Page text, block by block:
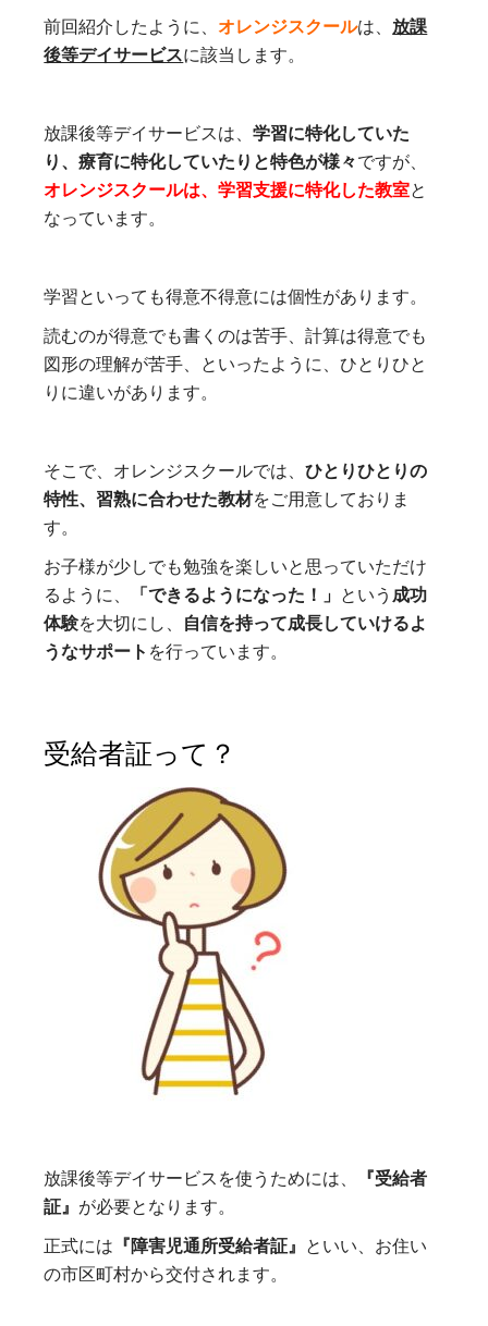
前回紹介したように、オレンジスクールは、 放課
後等デイサービスに該当します。
放課後等デイサービスは、学習に特化していた
り、療育に特化していたりと特色が様々ですが、
オレンジスクールは、学習支援に特化した教室と
なっています。
学習といっても得意不得意には個性があります。
読むのが得意でも書くのは苦手、計算は得意でも
図形の理解が苦手、といったように、ひとりひと
りに違いがあります。
そこで、オレンジスクールでは、ひとりひとりの
特性、習熟に合わせた教材をご用意しておりま
す。
お子様が少しでも勉強を楽しいと思っていただけ
るように、
「できるようになった！」 という 成功
体験を大切にし、 自信を持って成長していけるよ
うなサポート を行っています。
受給者証って？
放課後等デイサービスを使うためには、
『受給者
証』 が必要となります。
正式には 『障害児通所受給者証』 といい、お住い
の市区町村から交付されます。